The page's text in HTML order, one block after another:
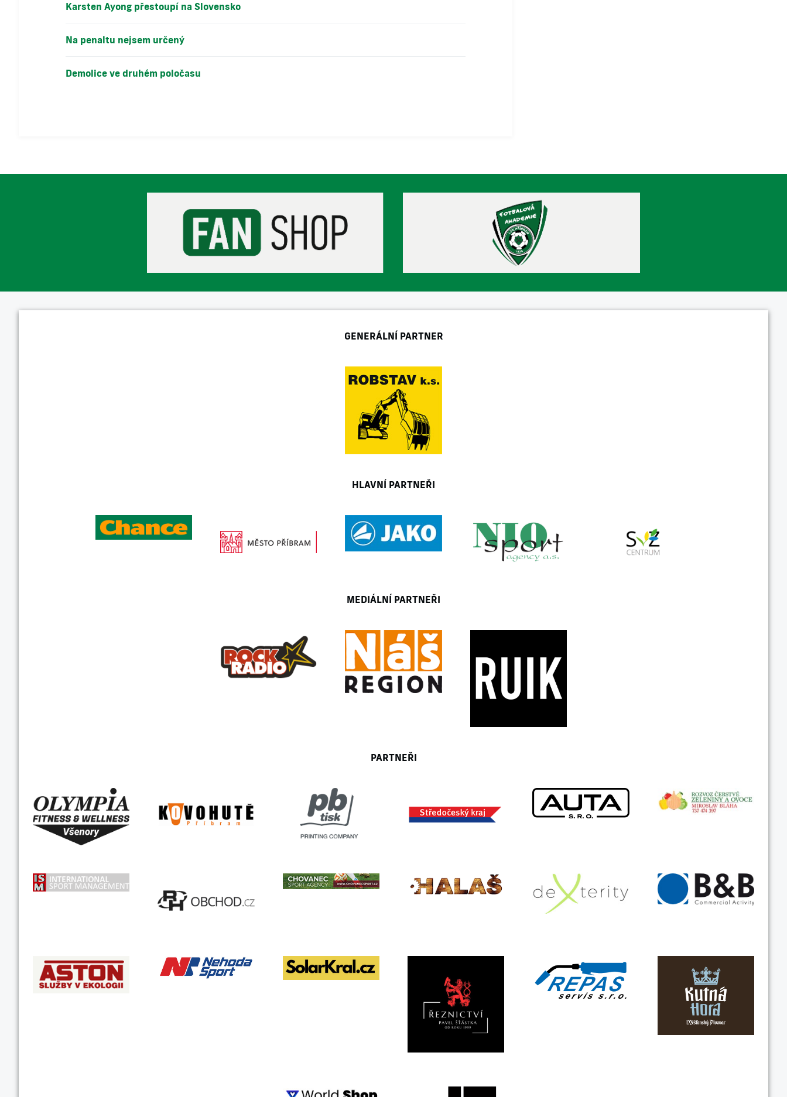
Karsten Ayong přestoupí na Slovensko
Na penaltu nejsem určený
Demolice ve druhém poločasu
GENERÁLNÍ PARTNER
HLAVNÍ PARTNEŘI
MEDIÁLNÍ PARTNEŘI
PARTNEŘI